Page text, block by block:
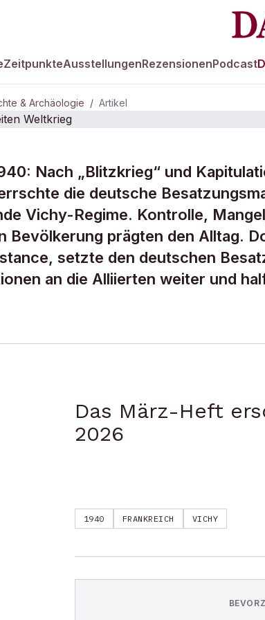
ZeitpunkteAusstellungenRezensionenPodcast
& Archäologie / Artikel
im
Nach „Blitzkrieg“ und
die deutsche
Vichy-Regime. Kontrolle,
Bevölkerung prägten den Alltag.
setzte den deutschen
an die Alliierten weiter und
Das März-Heft
2026
1940 FRANKREICH VICHY